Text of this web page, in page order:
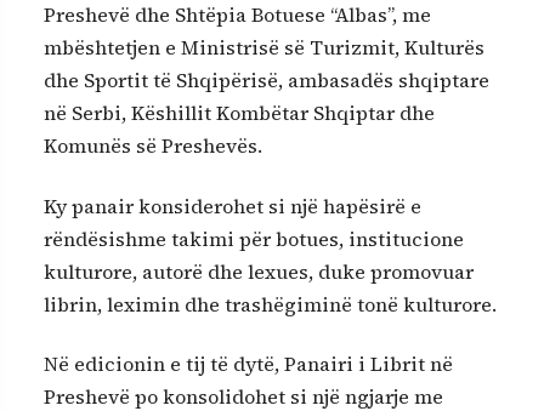
Preshevë dhe Shtëpia Botuese “Albas”, me
mbështetjen e Ministrisë së Turizmit, Kulturës
dhe Sportit të Shqipërisë, ambasadës shqiptare
në Serbi, Këshillit Kombëtar Shqiptar dhe
Komunës së Preshevës.
Ky panair konsiderohet si një hapësirë e
rëndësishme takimi për botues, institucione
kulturore, autorë dhe lexues, duke promovuar
librin, leximin dhe trashëgiminë tonë kulturore.
Në edicionin e tij të dytë, Panairi i Librit në
Preshevë po konsolidohet si një ngjarje me